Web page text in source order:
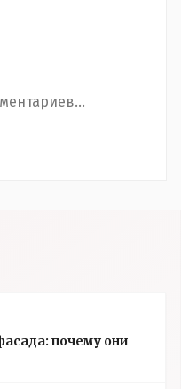
почему они